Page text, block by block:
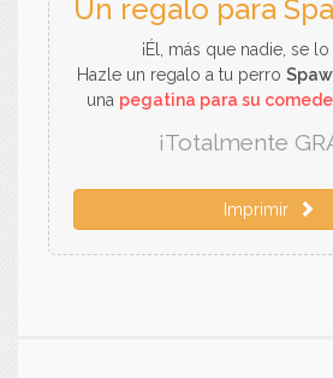
Un regalo para
¡Él, más que nadie, se
Hazle un regalo a tu perro
una pegatina para su
¡Totalmente
Imprimir